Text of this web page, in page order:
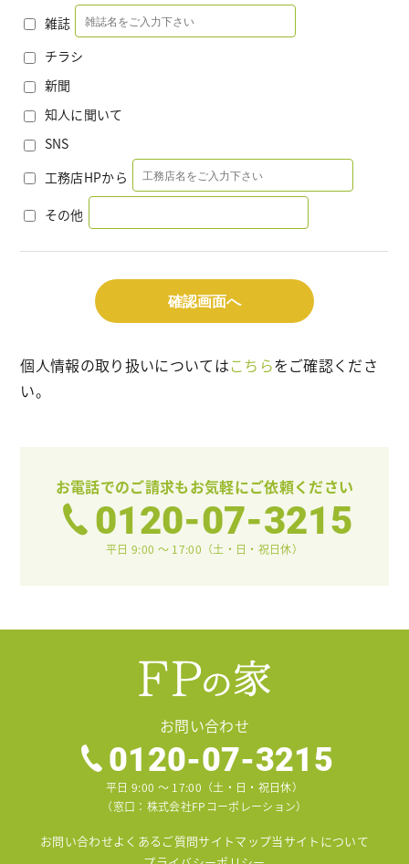
雑誌
チラシ
新聞
知人に聞いて
SNS
工務店HPから
その他
個人情報の取り扱いについてはこちらをご確認くださ
い。
お電話でのご請求もお気軽にご依頼ください
0120-07-3215
平日 9:00 〜 17:00（土・日・祝日休）
お問い合わせ
0120-07-3215
平日 9:00 〜 17:00（土・日・祝日休）
（窓口：株式会社FPコーポレーション）
お問い合わせよくあるご質問サイトマップ当サイトについて